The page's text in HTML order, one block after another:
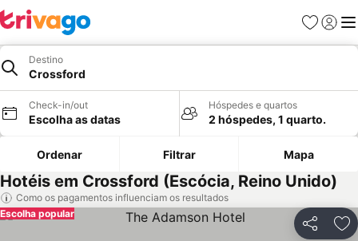
Favoritos
Iniciar
Destino
Crossford
Check-in/out
Escolha as datas
Hóspedes e quartos
2 hóspedes, 1 quarto.
Ordenar Filtrar Mapa
Hotéis em Crossford (Escócia, Reino Unido)
Como os pagamentos influenciam os resultados
Partilhar
Escolha popular